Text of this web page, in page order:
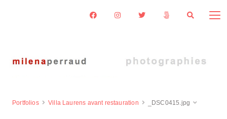
Portfolios Villa Laurens avant restauration _DSC0415.jpg